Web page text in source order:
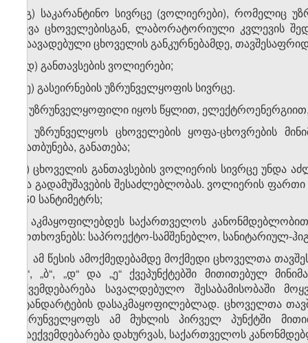
ა.გ) საკარანტინო სივრცე (ვოლიერები), რომელიც
სხვა ცხოველებისგან, ლაბორატორიული კვლევის
დაავადებული ცხოველის განკურნებამდე,
ა.დ) განთავსების ვოლიერები;
ა.ე) გასეირნების უზრუნველყოფის სივრცე.
ბ) უზრუნველყოფილი იყოს წყლით,
გ) უზრუნველყოს ცხოველების ყოფა-ცხოვრების
დათბუნება, განათება;
დ) ცხოველის განთავსების ვოლიერის სივრცე უნდა
და გადამუშავების შესაძლებლობას. ვოლიერის
150 სანტიმეტრს;
ე) აკმაყოფილებდეს საქართველოს
მოთხოვნებს: საპროექტო-სამშენებლო, სანიტარიულ-
2. ამ წესის ამოქმედებამდე მოქმედი ცხოველთა
„ა“, „ბ“, „დ“ და „ე“ ქვეპუნქტებში მითითებულ
ექვემდებარება სავალდებულო შესაბამისობაში
სტანდარტების დასაკმაყოფილებლად. ცხოველთა
უზრუნველყოფს ამ მუხლის პირველ პუნქტში
დაექვემდებარება დახურვას, საქართველოს